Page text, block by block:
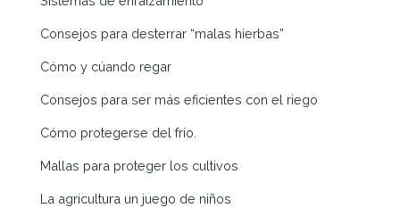
Consejos para desterrar “malas hierbas”
Cómo y cúando regar
Consejos para ser más eficientes con el riego
Cómo protegerse del frío.
Mallas para proteger los cultivos
La agricultura un juego de niños